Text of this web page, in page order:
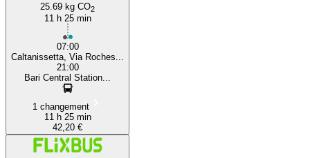
25.69 kg CO2
11 h 25 min
07:00
Caltanissetta, Via Roches...
21:00
Bari Central Station...
1 changement
11 h 25 min
42,20 €